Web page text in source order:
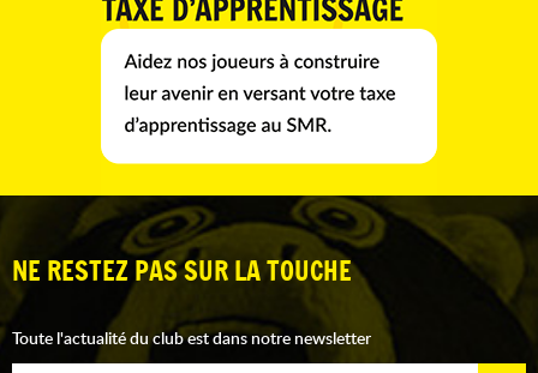
NE RESTEZ PAS SUR LA TOUCHE
Toute l'actualité du club est dans notre newsletter